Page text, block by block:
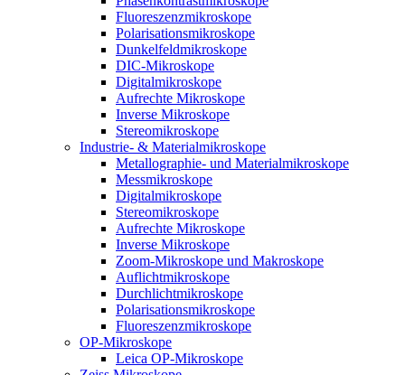
Fluoreszenzmikroskope
Polarisationsmikroskope
Dunkelfeldmikroskope
DIC-Mikroskope
Digitalmikroskope
Aufrechte Mikroskope
Inverse Mikroskope
Stereomikroskope
Industrie- & Materialmikroskope
Metallographie- und Materialmikroskope
Messmikroskope
Digitalmikroskope
Stereomikroskope
Aufrechte Mikroskope
Inverse Mikroskope
Zoom-Mikroskope und Makroskope
Auflichtmikroskope
Durchlichtmikroskope
Polarisationsmikroskope
Fluoreszenzmikroskope
OP-Mikroskope
Leica OP-Mikroskope